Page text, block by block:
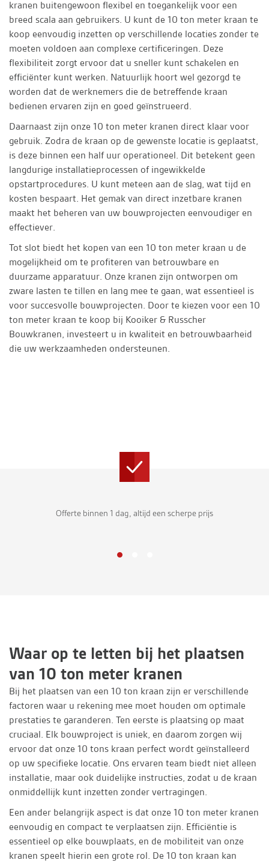
kranen buitengewoon flexibel en toegankelijk voor een
breed scala aan gebruikers. U kunt de 10 ton meter kraan te
koop eenvoudig inzetten op verschillende locaties zonder te
moeten voldoen aan complexe certificeringen. Deze
flexibiliteit zorgt ervoor dat u sneller kunt schakelen en
efficiënter kunt werken. Natuurlijk hoort wel gezorgd te
worden dat de werknemers die de betreffende kraan
bedienen ervaren zijn en goed geïnstrueerd.
Daarnaast zijn onze 10 ton meter kranen direct klaar voor
gebruik. Zodra de kraan op de gewenste locatie is geplaatst,
is deze binnen een half uur operationeel. Dit betekent geen
langdurige installatieprocessen of ingewikkelde
opstartprocedures. U kunt meteen aan de slag, wat tijd en
kosten bespaart. Het gemak van direct inzetbare kranen
maakt het beheren van uw bouwprojecten eenvoudiger en
effectiever.
Tot slot biedt het kopen van een 10 ton meter kraan u de
mogelijkheid om te profiteren van betrouwbare en
duurzame apparatuur. Onze kranen zijn ontworpen om
zware lasten te tillen en lang mee te gaan, wat essentieel is
voor succesvolle bouwprojecten. Door te kiezen voor een 10
ton meter kraan te koop bij Kooiker & Russcher
Bouwkranen, investeert u in kwaliteit en betrouwbaarheid
die uw werkzaamheden ondersteunen.
Offerte binnen 1 dag, altijd een scherpe prijs
Waar op te letten bij het plaatsen
van 10 ton meter kranen
Bij het plaatsen van een 10 ton kraan zijn er verschillende
factoren waar u rekening mee moet houden om optimale
prestaties te garanderen. Ten eerste is plaatsing op maat
cruciaal. Elk bouwproject is uniek, en daarom zorgen wij
ervoor dat onze 10 tons kraan perfect wordt geïnstalleerd
op uw specifieke locatie. Ons ervaren team biedt niet alleen
installatie, maar ook duidelijke instructies, zodat u de kraan
onmiddellijk kunt inzetten zonder vertragingen.
Een ander belangrijk aspect is dat onze 10 ton meter kranen
eenvoudig en compact te verplaatsen zijn. Efficiëntie is
essentieel op elke bouwplaats, en de mobiliteit van onze
kranen speelt hierin een grote rol. De 10 ton kraan kan